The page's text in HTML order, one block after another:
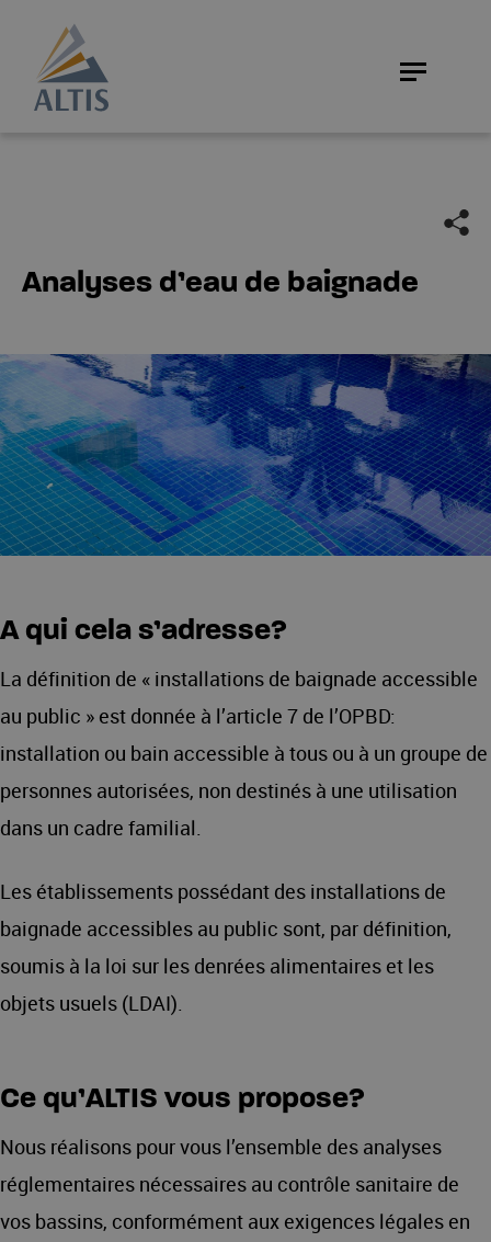
Analyses d’eau de baignade
A qui cela s’adresse?
La définition de « installations de baignade accessible
au public » est donnée à l’article 7 de l’OPBD:
installation ou bain accessible à tous ou à un groupe de
personnes autorisées, non destinés à une utilisation
dans un cadre familial.
Les établissements possédant des installations de
baignade accessibles au public sont, par définition,
soumis à la loi sur les denrées alimentaires et les
objets usuels (LDAI).
Ce qu’ALTIS vous propose?
Nous réalisons pour vous l’ensemble des analyses
réglementaires nécessaires au contrôle sanitaire de
vos bassins, conformément aux exigences légales en